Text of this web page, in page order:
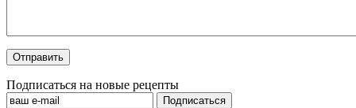
Подписаться на новые рецепты